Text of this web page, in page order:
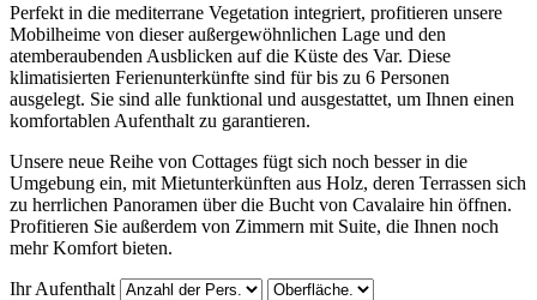
Perfekt in die mediterrane Vegetation integriert, profitieren unsere
Mobilheime von dieser außergewöhnlichen Lage und den
atemberaubenden Ausblicken auf die Küste des Var. Diese
klimatisierten Ferienunterkünfte sind für bis zu 6 Personen
ausgelegt. Sie sind alle funktional und ausgestattet, um Ihnen einen
komfortablen Aufenthalt zu garantieren.
Unsere neue Reihe von Cottages fügt sich noch besser in die
Umgebung ein, mit Mietunterkünften aus Holz, deren Terrassen sich
zu herrlichen Panoramen über die Bucht von Cavalaire hin öffnen.
Profitieren Sie außerdem von Zimmern mit Suite, die Ihnen noch
mehr Komfort bieten.
Ihr Aufenthalt